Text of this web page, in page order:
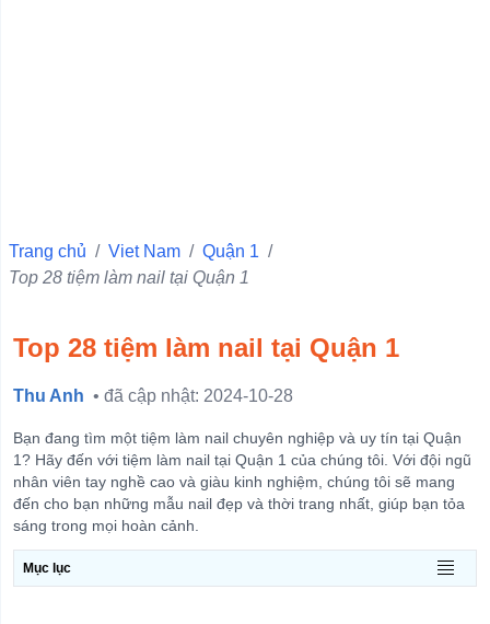
Quận Ba Đình
Quận 11
Quận 4
Quận 3
Quận Hà Đông
Quận Đống Đa
Quận Hai Bà Trưng
Quận Hoàn Kiếm
Trang chủ / Viet Nam / Quận 1 /
Top 28 tiệm làm nail tại Quận 1
Top 28 tiệm làm nail tại Quận 1
Thu Anh • đã cập nhật: 2024-10-28
Bạn đang tìm một tiệm làm nail chuyên nghiệp và uy tín tại Quận
1? Hãy đến với tiệm làm nail tại Quận 1 của chúng tôi. Với đội ngũ
nhân viên tay nghề cao và giàu kinh nghiệm, chúng tôi sẽ mang
đến cho bạn những mẫu nail đẹp và thời trang nhất, giúp bạn tỏa
sáng trong mọi hoàn cảnh.
Mục lục